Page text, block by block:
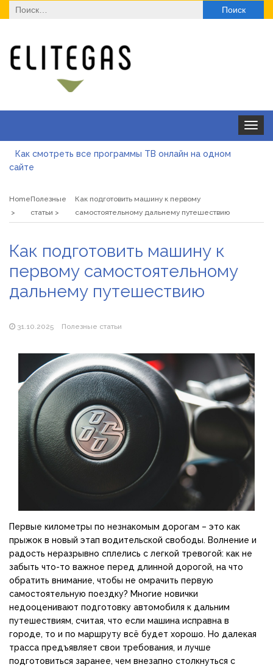
Найти:
Toggle
Как смотреть все программы ТВ онлайн на одном
сайте
закупки
Альгинатная маска при акне: помогает или вредит
Популярні види вібраторів: які моделі бувають і як
підібрати свою
HomeПолезные
статьи
Как подготовить машину к первому
самостоятельному дальнему путешествию
Как подготовить машину к
первому самостоятельному
дальнему путешествию
31.10.2025 Полезные статьи
Первые километры по незнакомым дорогам – это как
прыжок в новый этап водительской свободы. Волнение и
радость неразрывно сплелись с легкой тревогой: как не
забыть что-то важное перед длинной дорогой, на что
обратить внимание, чтобы не омрачить первую
самостоятельную поездку? Многие новички
недооценивают подготовку автомобиля к дальним
путешествиям, считая, что если машина исправна в
городе, то и по маршруту всё будет хорошо. Но далекая
трасса предъявляет свои требования, и лучше
подготовиться заранее, чем внезапно столкнуться с